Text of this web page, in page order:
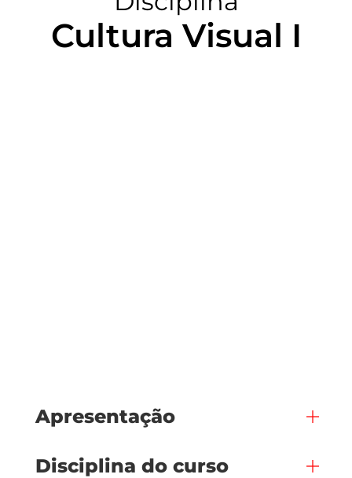
Cultura Visual I
Apresentação
Disciplina do curso